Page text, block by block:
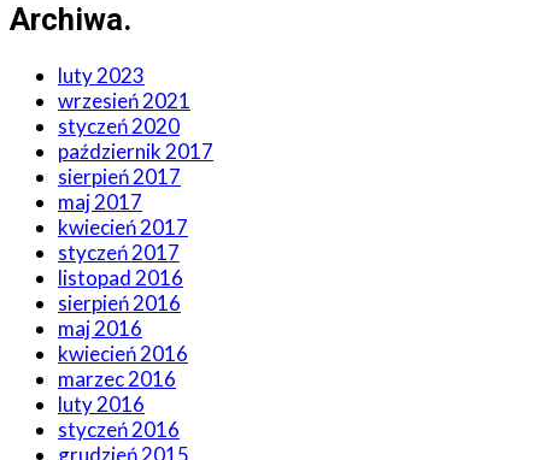
Archiwa.
luty 2023
wrzesień 2021
styczeń 2020
październik 2017
sierpień 2017
maj 2017
kwiecień 2017
styczeń 2017
listopad 2016
sierpień 2016
maj 2016
kwiecień 2016
marzec 2016
luty 2016
styczeń 2016
grudzień 2015